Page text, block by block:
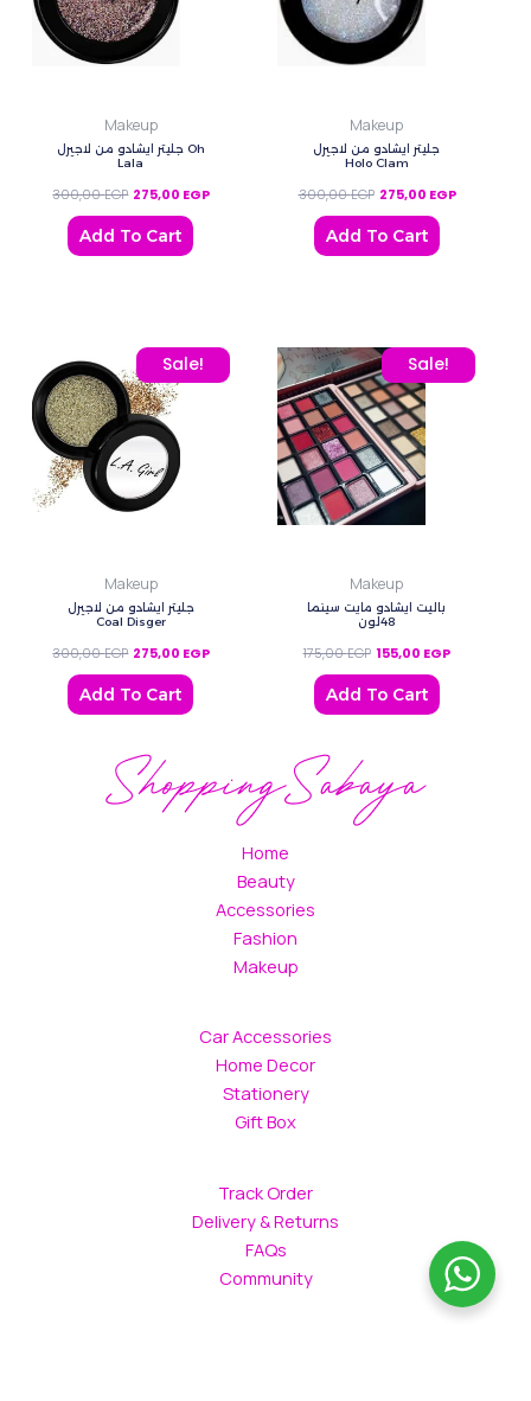
Makeup
جليتر ايشادو من لاجيرل Oh
Lala
300,00EGP 275,00 EGP
Add To Cart
Makeup
جليتر ايشادو من لاجيرل
Holo Clam
300,00EGP 275,00 EGP
Add To Cart
Sale!
Makeup
جليتر ايشادو من لاجيرل
Coal Disger
300,00EGP
Original price was: 300,00 EGP.
275,00 EGP
Current price is: 275,00 EGP.
Add To Cart
Sale!
Makeup
باليت ايشادو مايت سينما
48لون
175,00EGP
Original price was:
155,00 EGP
Current
Add To Cart
Home
Beauty
Accessories
Fashion
Makeup
Car Accessories
Home Decor
Stationery
Gift Box
Track Order
Delivery & Returns
FAQs
Community